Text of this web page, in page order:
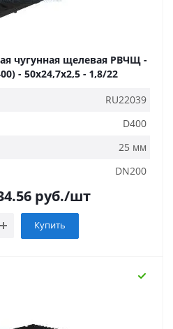
чугунная щелевая РВЧЩ -
- 50x24,7x2,5 - 1,8/22
RU22039
D400
25 мм
DN200
руб./шт
Купить